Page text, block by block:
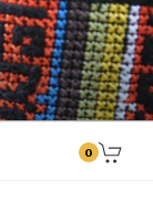
kodukoha pusad,
0